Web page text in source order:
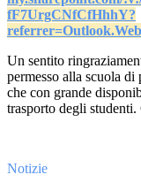
fF7UrgCNfCfHhhY?
Un sentito
permesso alla scuola
che con grande
trasporto degli
Notizie